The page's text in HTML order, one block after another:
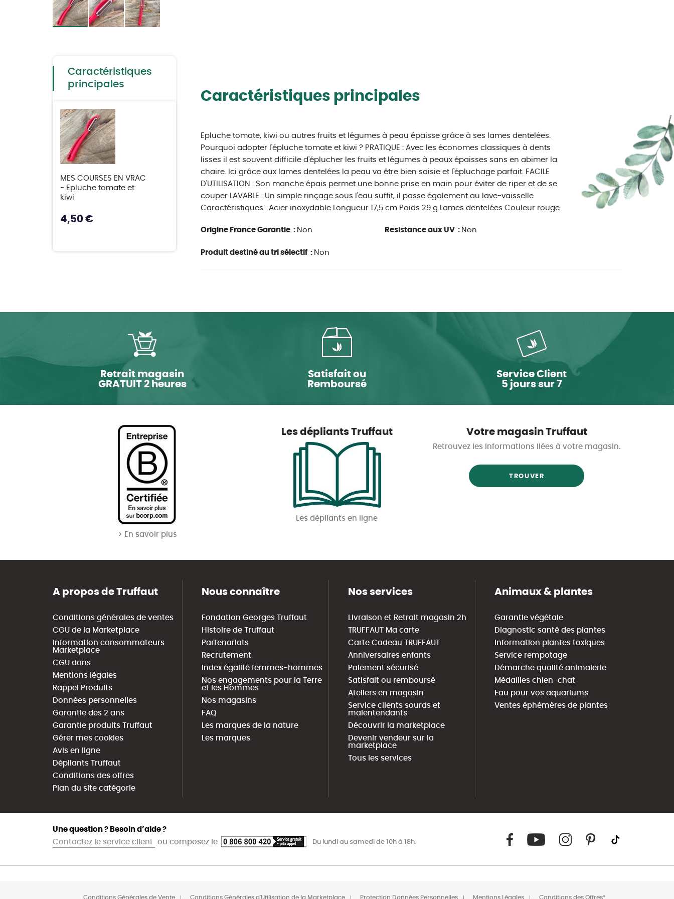
the
imagesCaractéristiques
principales
MES COURSES EN VRAC
- Epluche tomate et
kiwi
4,50 €
Caractéristiques principales
Epluche tomate, kiwi ou autres fruits et légumes à peau épaisse grâce à ses lames dentelées.
Pourquoi adopter l'épluche tomate et kiwi ? PRATIQUE : Avec les économes classiques à dents
lisses il est souvent difficile d'éplucher les fruits et légumes à peaux épaisses sans en abimer la
chaire. Ici grâce aux lames dentelées la peau va être bien saisie et l'épluchage parfait. FACILE
D'UTILISATION : Son manche épais permet une bonne prise en main pour éviter de riper et de se
couper LAVABLE : Un simple rinçage sous l'eau suffit, il passe également au lave-vaisselle
Caractéristiques : Acier inoxydable Longueur 17,5 cm Poids 29 g Lames dentelées Couleur rouge
Origine France Garantie : Non
Produit destiné au tri sélectif : Non
Resistance aux UV : Non
Retrait magasin
GRATUIT 2 heures
Satisfait ou
Remboursé
Service Client
5 jours sur 7
> En savoir plus
Les dépliants Truffaut
Les dépliants en ligne
Votre magasin Truffaut
Retrouvez les informations liées à votre magasin.
TROUVER
A propos de Truffaut
Conditions générales de ventes
CGU de la Marketplace
Information consommateurs
Marketplace
CGU dons
Mentions légales
Rappel Produits
Données personnelles
Garantie des 2 ans
Garantie produits Truffaut
Gérer mes cookies
Avis en ligne
Dépliants Truffaut
Conditions des offres
Plan du site catégorie
Nous connaître
Fondation Georges Truffaut
Histoire de Truffaut
Partenariats
Recrutement
Index égalité femmes-hommes
Nos engagements pour la Terre
et les Hommes
Nos magasins
FAQ
Les marques de la nature
Les marques
Nos services
Livraison et Retrait magasin 2h
TRUFFAUT Ma carte
Carte Cadeau TRUFFAUT
Anniversaires enfants
Paiement sécurisé
Satisfait ou remboursé
Ateliers en magasin
Service clients sourds et
malentendants
Découvrir la marketplace
Devenir vendeur sur la
marketplace
Tous les services
Animaux & plantes
Garantie végétale
Diagnostic santé des plantes
Information plantes toxiques
Service rempotage
Démarche qualité animalerie
Médailles chien-chat
Eau pour vos aquariums
Ventes éphémères de plantes
Une question ? Besoin d’aide ?
Contactez le service client
ou composez le Du lundi au samedi de 10h à 18h.
Conditions Générales de Vente Conditions Générales d'Utilisation de la Marketplace Protection Données Personnelles Mentions Légales Conditions des Offres*